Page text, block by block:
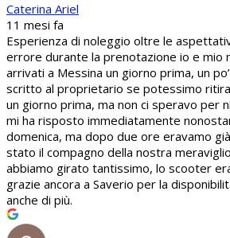
Caterina Ariel
11 mesi fa
Esperienza di noleggio oltre le
errore durante la prenotazione io e mio
arrivati a Messina un giorno prima, un
scritto al proprietario se potessimo
un giorno prima, ma non ci speravo per
mi ha risposto immediatamente
domenica, ma dopo due ore eravamo
stato il compagno della nostra
abbiamo girato tantissimo, lo scooter
grazie ancora a Saverio per la
anche di più.